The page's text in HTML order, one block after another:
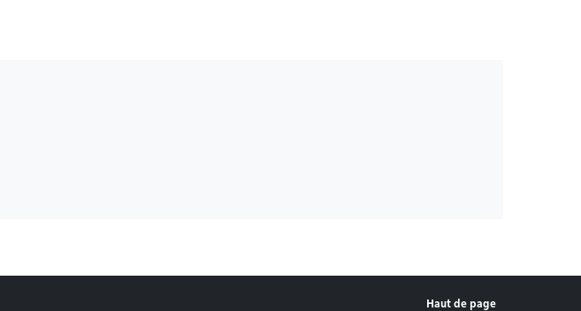
Haut de page